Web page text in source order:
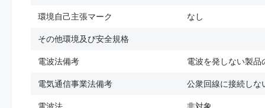
環境自己主張マーク
なし
その他環境及び安全規格
電波法備考
電波を発しない製品
電気通信事業法備考
公衆回線に接続しな